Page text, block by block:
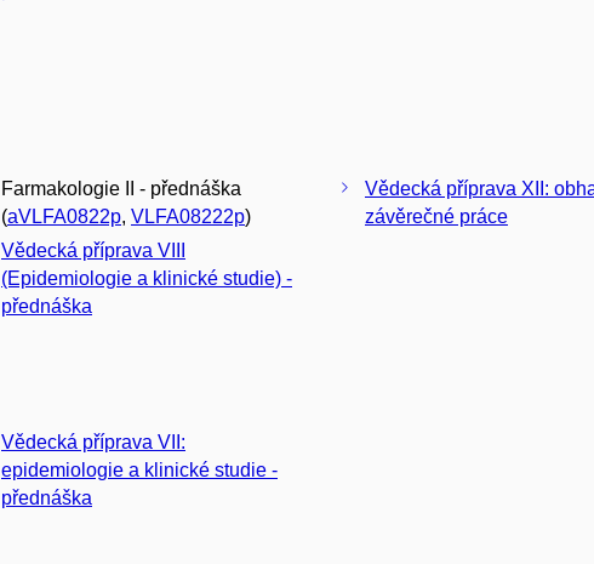
Farmakologie II - přednáška
(aVLFA0822p, VLFA08222p)
Vědecká příprava VIII
(Epidemiologie a klinické studie) -
přednáška
Vědecká příprava XII:
závěrečné práce
Vědecká příprava VII:
epidemiologie a klinické studie -
přednáška